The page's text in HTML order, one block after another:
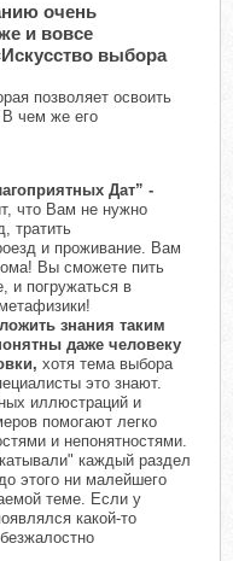
очень
и вовсе
выбора
позволяет освоить
В чем же его
Дат” -
что Вам не нужно
тратить
и проживание. Вам
Вы сможете пить
и погружаться в
знания таким
даже человеку
хотя тема выбора
это знают.
иллюстраций и
помогают легко
и непонятностями.
каждый раздел
этого ни малейшего
теме. Если у
какой-то